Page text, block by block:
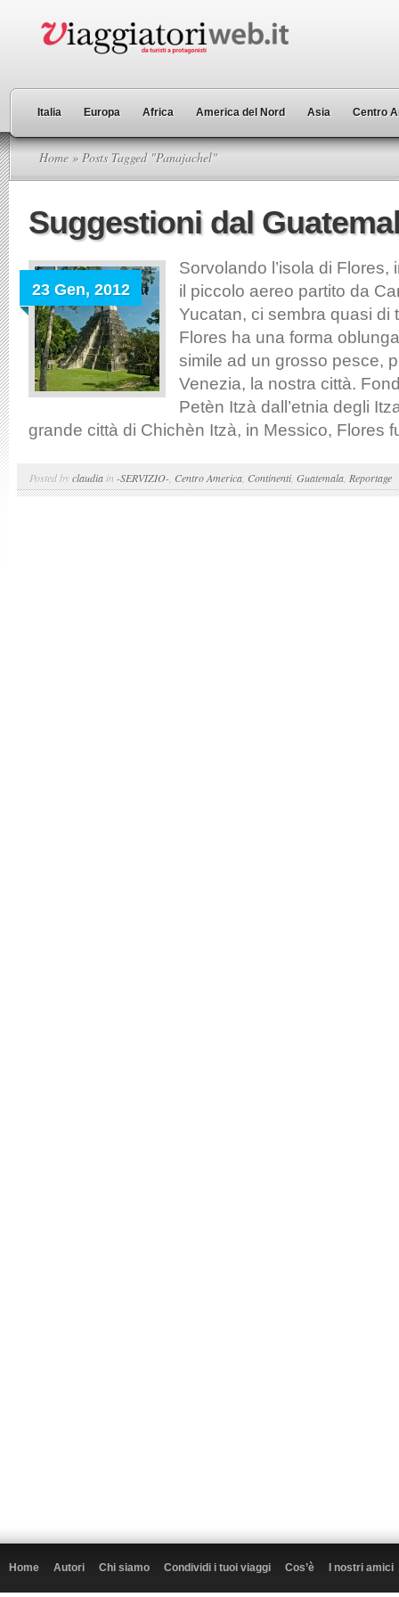
Italia Europa Africa America del Nord Asia Centro
Home » Posts Tagged "Panajachel"
Suggestioni dal
23 Gen, 2012
Sorvolando l’isola di Flores,
il piccolo aereo partito da
Yucatan, ci sembra quasi di
Flores ha una forma
simile ad un grosso pesce,
Venezia, la nostra città.
Petèn Itzà dall’etnia degli
grande città di Chichèn Itzà, in Messico, Flores
Posted byclaudia in -SERVIZIO- Centro America Continenti, Guatemala Reportage
Home Autori Chi siamo Condividi i tuoi viaggi Cos’è I nostri amici